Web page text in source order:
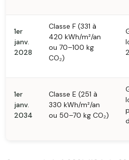
1er
janv.
2028
Classe F (331 à
420 kWh/m²/an
ou 70–100 kg
CO₂)
1er
janv.
2034
Classe E (251 à
330 kWh/m²/an
ou 50–70 kg CO₂)